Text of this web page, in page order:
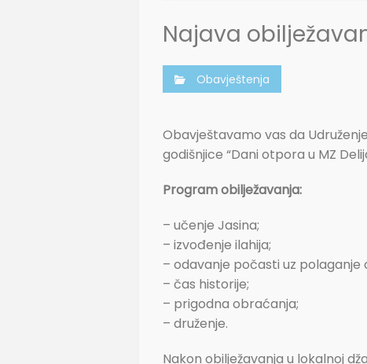
Najava
Obavještenja
Obavještavamo vas da
godišnjice “Dani otpora u MZ
Program obilježavanja:
– učenje Jasina;
– izvođenje ilahija;
– odavanje počasti uz polaganje
– čas historije;
– prigodna obraćanja;
– druženje.
Nakon obilježavanja u lokalnoj